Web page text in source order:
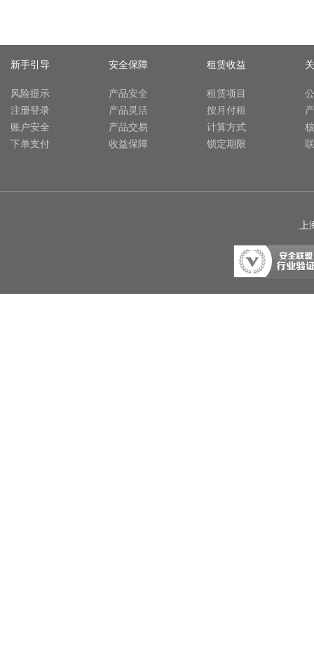
新手引导
风险提示
注册登录
账户安全
下单支付
安全保障
产品安全
产品灵活
产品交易
收益保障
租赁收益
租赁项目
按月付租
计算方式
锁定期限